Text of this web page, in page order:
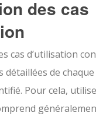
des cas
cas d’utilisation
détaillées de chaque
Pour cela,